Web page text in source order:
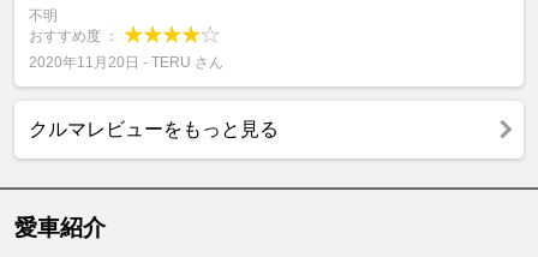
不明
おすすめ度 ：
2020年11月20日 - TERU さん
クルマレビューをもっと見る
愛車紹介